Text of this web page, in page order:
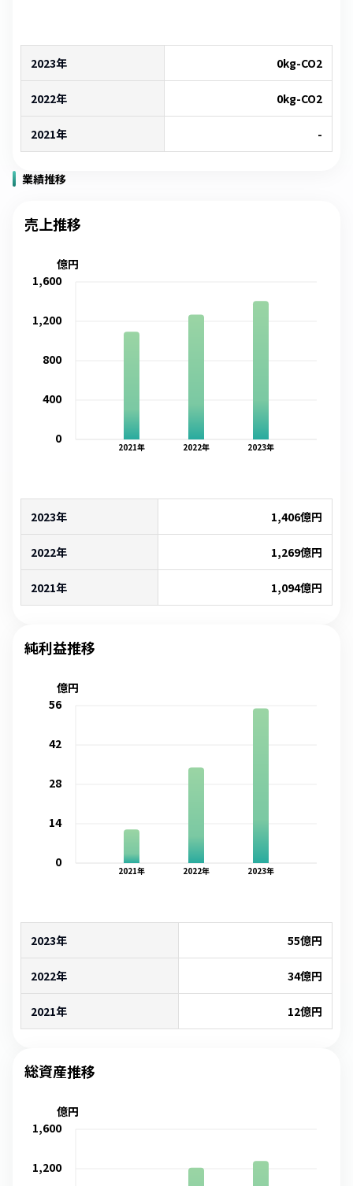
2023年 0kg-CO2
2022年 0kg-CO2
2021年 -
業績推移
売上推移
2021年 2022年 2023年
0
400
800
1,200
1,600
億円
2023年 1,406億円
2022年 1,269億円
2021年 1,094億円
純利益推移
2021年 2022年 2023年
0
14
28
42
56
億円
2023年 55億円
2022年 34億円
2021年 12億円
総資産推移
1,200
1,600
億円